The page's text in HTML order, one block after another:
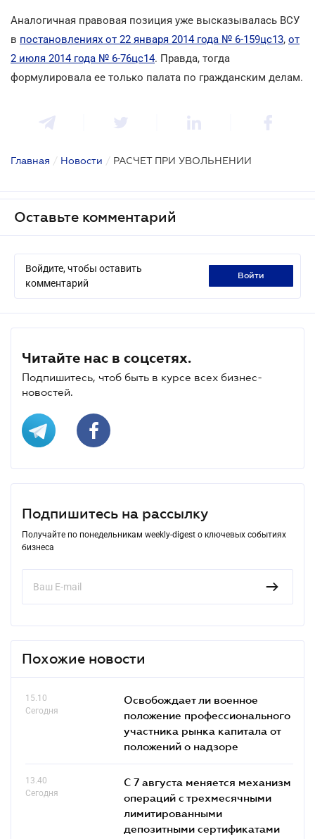
Аналогичная правовая позиция уже высказывалась ВСУ
в постановлениях от 22 января 2014 года № 6-159цс13, от
2 июля 2014 года № 6-76цс14. Правда, тогда
формулировала ее только палата по гражданским делам.
Главная / Новости / РАСЧЕТ ПРИ УВОЛЬНЕНИИ
Оставьте комментарий
Войдите, чтобы оставить
комментарий
войти
Читайте нас в соцсетях.
Подпишитесь, чтоб быть в курсе всех бизнес-
новостей.
Подпишитесь на рассылку
Получайте по понедельникам weekly-digest о ключевых событиях
бизнеса
Похожие новости
15.10
Сегодня
Освобождает ли военное
положение профессионального
участника рынка капитала от
положений о надзоре
13.40
Сегодня
С 7 августа меняется механизм
операций с трехмесячными
лимитированными
депозитными сертификатами